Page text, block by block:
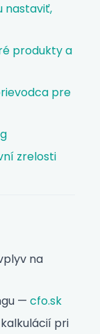
nastaviť,
produkty a
pre
zrelosti
na
— cfo.sk
pri